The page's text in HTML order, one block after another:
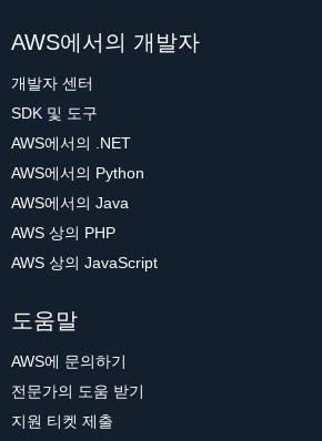
AWS에서의 개발자
개발자 센터
SDK 및 도구
AWS에서의 .NET
AWS에서의 Python
AWS에서의 Java
AWS 상의 PHP
AWS 상의 JavaScript
도움말
AWS에 문의하기
전문가의 도움 받기
지원 티켓 제출